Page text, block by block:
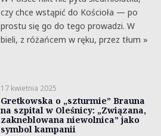
czy chce wstąpić do Kościoła — po
prostu się go do tego prowadzi. W
bieli, z różańcem w ręku, przez tłum »
17 kwietnia 2025
Gretkowska o „szturmie” Brauna
na szpital w Oleśnicy: „Związana,
zakneblowana niewolnica” jako
symbol kampanii